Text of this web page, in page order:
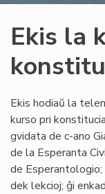
Ekis la
Ekis hodiaŭ la
kurso pri
gvidata de c-ano
de la Esperanta
de
dek lekcioj; ĝi